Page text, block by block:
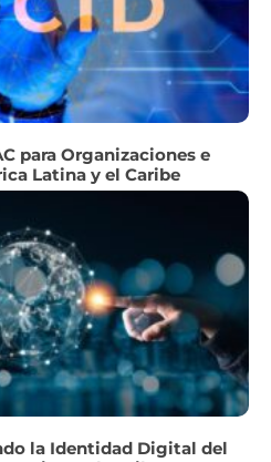
para Organizaciones e
Latina y el Caribe
la Identidad Digital del